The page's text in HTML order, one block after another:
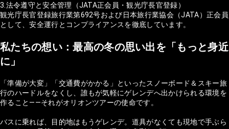
3.法令遵守と安全管理（JATA正会員・観光庁長官登録）
観光庁長官登録旅行業第692号および日本旅行業協会（JATA）正会員
として、安全運行とコンプライアンスを徹底しています。
私たちの想い：最高の冬の思い出を「もっと身近
に」
「準備が大変」「交通費がかかる」といったスノーボード＆スキー旅
行のハードルをなくし、誰もが気軽にゲレンデへ出かけられる環境を
作ること——それがオリオンツアーの使命です。
バスに乗れば、目的地はもうゲレンデ。道具がなくても現地で手ぶら